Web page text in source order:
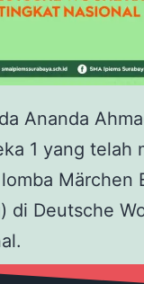
Ananda
1 yang telah
Märchen
di Deutsche